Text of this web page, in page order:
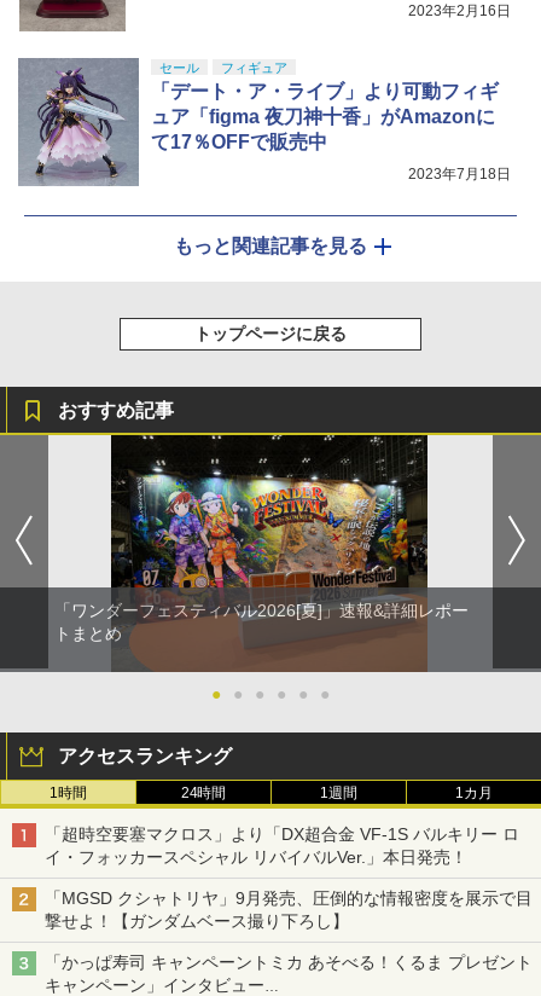
2023年2月16日
セール フィギュア
「デート・ア・ライブ」より可動フィギ
ュア「figma 夜刀神十香」がAmazonに
て17％OFFで販売中
2023年7月18日
もっと関連記事を見る
トップページに戻る
おすすめ記事
「ワンダーフェスティバル2026[夏]」速報&詳細レポー
トまとめ
● ● ● ● ● ●
アクセスランキング
1時間 24時間 1週間 1カ月
「超時空要塞マクロス」より「DX超合金 VF-1S バルキリー ロ
イ・フォッカースペシャル リバイバルVer.」本日発売！
「MGSD クシャトリヤ」9月発売、圧倒的な情報密度を展示で目
撃せよ！【ガンダムベース撮り下ろし】
「かっぱ寿司 キャンペーントミカ あそべる！くるま プレゼント
キャンペーン」インタビュー